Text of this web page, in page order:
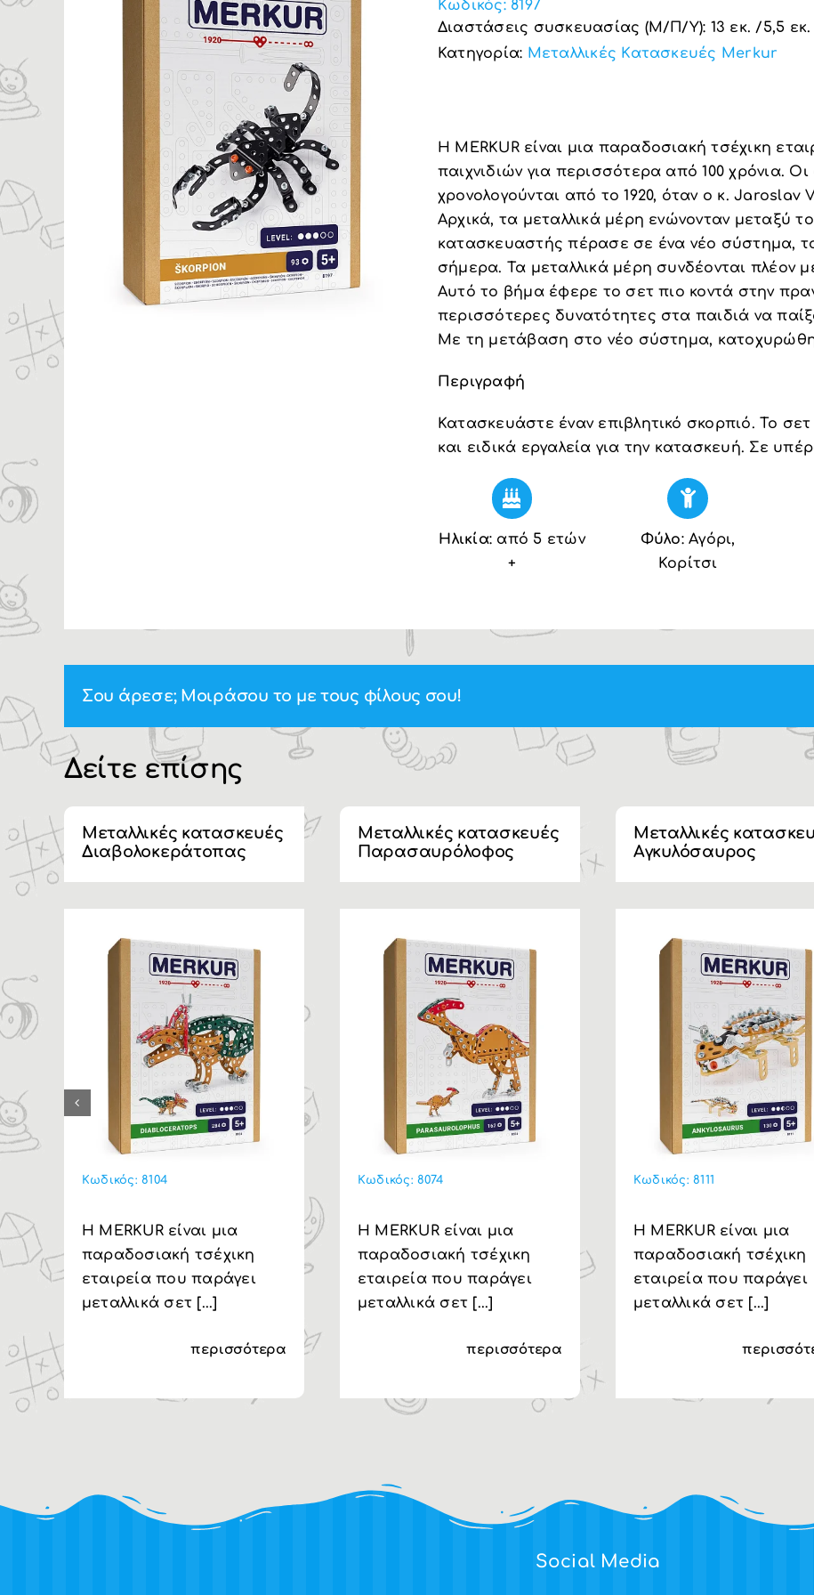
Κωδικός: 8197
Διαστάσεις συσκευασίας (Μ/Π/Υ): 13 εκ. /5,5 εκ.
Κατηγορία: Μεταλλικές Κατασκευές Merkur
H MERKUR είναι μια παραδοσιακή τσέχικη
παιχνιδιών για περισσότερα από 100 χρόνια.
χρονολογούνται από το 1920, όταν ο κ. Jaroslav
Αρχικά, τα μεταλλικά μέρη ενώνονταν μεταξύ
κατασκευαστής πέρασε σε ένα νέο σύστημα,
σήμερα. Τα μεταλλικά μέρη συνδέονται πλέον
Αυτό το βήμα έφερε το σετ πιο κοντά στην
περισσότερες δυνατότητες στα παιδιά να
Με τη μετάβαση στο νέο σύστημα,
Περιγραφή
Κατασκευάστε έναν επιβλητικό σκορπιό. Το
και ειδικά εργαλεία για την κατασκευή. Σε
Ηλικία: από 5 ετών
+
Φύλο: Αγόρι,
Κορίτσι
Σου άρεσε; Μοιράσου το με τους φίλους σου!
Δείτε επίσης
Μεταλλικές κατασκευές
Διαβολοκεράτοπας
Κωδικός:8104
H MERKUR είναι μια
παραδοσιακή τσέχικη
εταιρεία που παράγει
μεταλλικά σετ [...]
περισσότερα
Μεταλλικές κατασκευές
Παρασαυρόλοφος
Κωδικός:8074
H MERKUR είναι μια
παραδοσιακή τσέχικη
εταιρεία που παράγει
μεταλλικά σετ [...]
περισσότερα
Μεταλλικές
Αγκυλόσαυρος
Κωδικός:8111
H MERKUR είναι μια
παραδοσιακή τσέχικη
εταιρεία που παράγει
μεταλλικά σετ [...]
Social Media